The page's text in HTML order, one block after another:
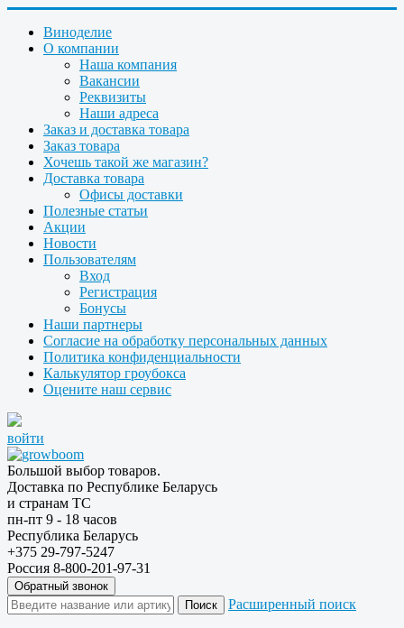
Виноделие
О компании
Наша компания
Вакансии
Реквизиты
Наши адреса
Заказ и доставка товара
Заказ товара
Хочешь такой же магазин?
Доставка товара
Офисы доставки
Полезные статьи
Акции
Новости
Пользователям
Вход
Регистрация
Бонусы
Наши партнеры
Согласие на обработку персональных данных
Политика конфиденциальности
Калькулятор гроубокса
Оцените наш сервис
войти
Большой выбор товаров.
Доставка по Республике Беларусь
и странам ТС
пн-пт 9 - 18 часов
Республика Беларусь
+375 29-797-5247
Россия 8-800-201-97-31
Обратный звонок
Расширенный поиск